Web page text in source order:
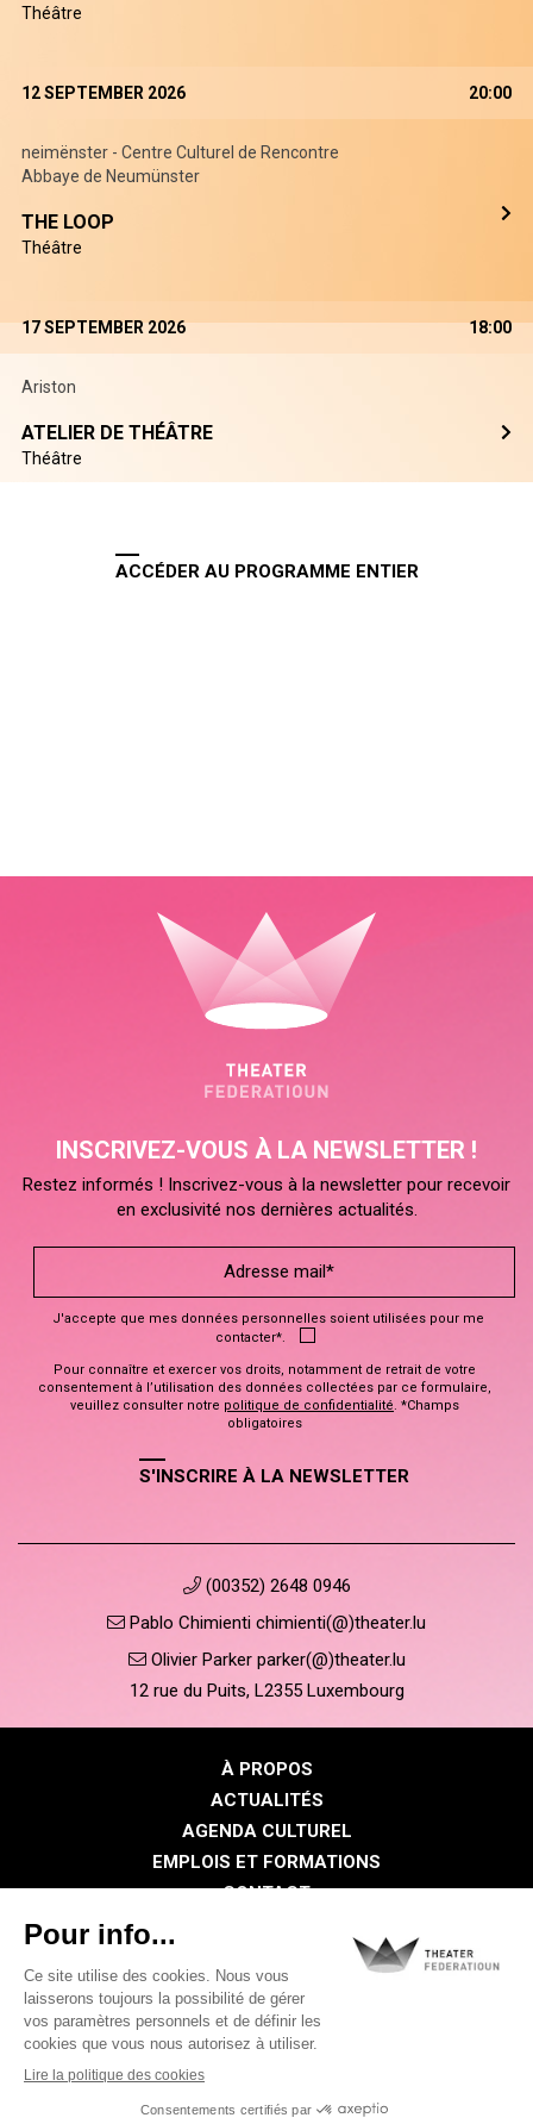
Théâtre
12 SEPTEMBER 2026 20:00
neimënster - Centre Culturel de Rencontre
Abbaye de Neumünster
THE LOOP
Théâtre
17 SEPTEMBER 2026 18:00
Ariston
ATELIER DE THÉÂTRE
Théâtre
ACCÉDER AU PROGRAMME ENTIER
INSCRIVEZ-VOUS À LA NEWSLETTER !
Restez informés ! Inscrivez-vous à la newsletter pour recevoir
en exclusivité nos dernières actualités.
J'accepte que mes données personnelles soient utilisées pour me
contacter*.
Pour connaître et exercer vos droits, notamment de retrait de votre
consentement à l’utilisation des données collectées par ce formulaire,
veuillez consulter notre politique de confidentialité. *Champs
obligatoires
S'INSCRIRE À LA NEWSLETTER
(00352) 2648 0946
Pablo Chimienti chimienti(@)theater.lu
Olivier Parker parker(@)theater.lu
12 rue du Puits, L2355 Luxembourg
À PROPOS
ACTUALITÉS
AGENDA CULTUREL
EMPLOIS ET FORMATIONS
CONTACT
Politique de confidentialité
Politique des cookies